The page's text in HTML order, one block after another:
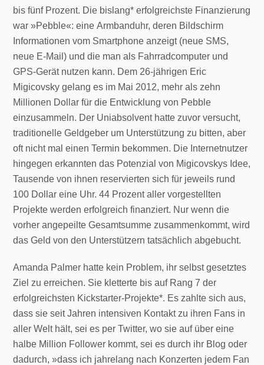
bis fünf Prozent. Die bislang* erfolgreichste Finanzierung
war »Pebble«: eine Armbanduhr, deren Bildschirm
Informationen vom Smartphone anzeigt (neue SMS,
neue E-Mail) und die man als Fahrradcomputer und
GPS-Gerät nutzen kann. Dem 26-jährigen Eric
Migicovsky gelang es im Mai 2012, mehr als zehn
Millionen Dollar für die Entwicklung von Pebble
einzusammeln. Der Uniabsolvent hatte zuvor versucht,
traditionelle Geldgeber um Unterstützung zu bitten, aber
oft nicht mal einen Termin bekommen. Die Internetnutzer
hingegen erkannten das Potenzial von Migicovskys Idee,
Tausende von ihnen reservierten sich für jeweils rund
100 Dollar eine Uhr. 44 Prozent aller vorgestellten
Projekte werden erfolgreich finanziert. Nur wenn die
vorher angepeilte Gesamtsumme zusammenkommt, wird
das Geld von den Unterstützern tatsächlich abgebucht.
Amanda Palmer hatte kein Problem, ihr selbst gesetztes
Ziel zu erreichen. Sie kletterte bis auf Rang 7 der
erfolgreichsten Kickstarter-Projekte*. Es zahlte sich aus,
dass sie seit Jahren intensiven Kontakt zu ihren Fans in
aller Welt hält, sei es per Twitter, wo sie auf über eine
halbe Million Follower kommt, sei es durch ihr Blog oder
dadurch, »dass ich jahrelang nach Konzerten jedem Fan